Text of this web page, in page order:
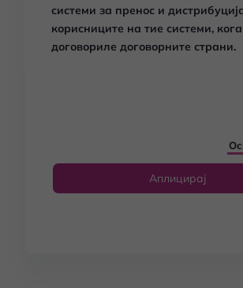
системи за пренос и
корисниците на тие системи,
договориле договорните страни.
Аплицирај